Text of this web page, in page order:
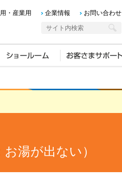
・産業用 企業情報 お問い合わせ
お湯が出ない）